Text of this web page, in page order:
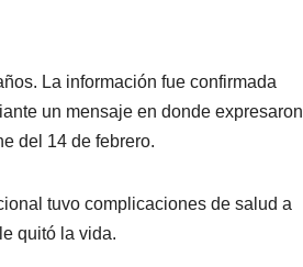
La información fue confirmada
un mensaje en donde expresaron
del 14 de febrero.
tuvo complicaciones de salud a
quitó la vida.